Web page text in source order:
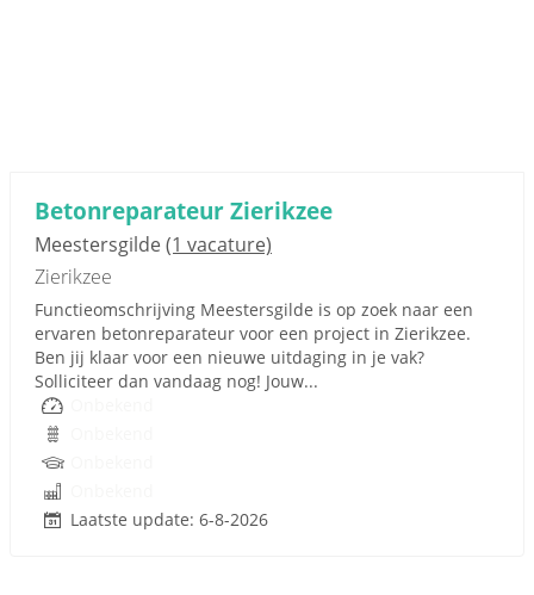
Betonreparateur Zierikzee
Meestersgilde(1 vacature)
Zierikzee
Functieomschrijving Meestersgilde is op zoek naar een
ervaren betonreparateur voor een project in Zierikzee.
Ben jij klaar voor een nieuwe uitdaging in je vak?
Solliciteer dan vandaag nog! Jouw...
Laatste update: 6-8-2026